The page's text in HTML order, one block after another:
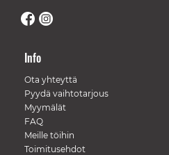
Info
Ota yhteyttä
Pyydä vaihtotarjous
Myymälät
FAQ
Meille töihin
Toimitusehdot